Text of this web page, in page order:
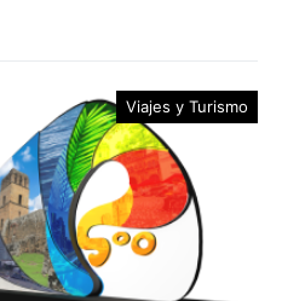
Viajes y Turismo